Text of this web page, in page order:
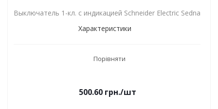
Выключатель 1-кл. с индикацией Schneider Electric Sedna
Характеристики
Порівняти
500.60грн./шт